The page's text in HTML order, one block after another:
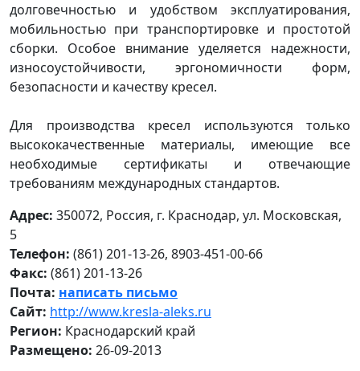
долговечностью и удобством эксплуатирования,
мобильностью при транспортировке и простотой
сборки. Особое внимание уделяется надежности,
износоустойчивости, эргономичности форм,
безопасности и качеству кресел.
Для производства кресел используются только
высококачественные материалы, имеющие все
необходимые сертификаты и отвечающие
требованиям международных стандартов.
Адрес: 350072, Россия, г. Краснодар, ул. Московская,
5
Телефон: (861) 201-13-26, 8903-451-00-66
Факс: (861) 201-13-26
Почта: написать письмо
Сайт: http://www.kresla-aleks.ru
Регион: Краснодарский край
Размещено: 26-09-2013